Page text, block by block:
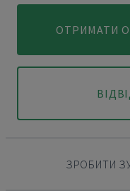
ОТРИМАТИ
ЗРОБИТИ